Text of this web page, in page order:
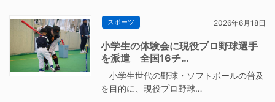
スポーツ 2026年6月18日
小学生の体験会に現役プロ野球選手
を派遣 全国16チ…
小学生世代の野球・ソフトボールの普及
を目的に、現役プロ野球…